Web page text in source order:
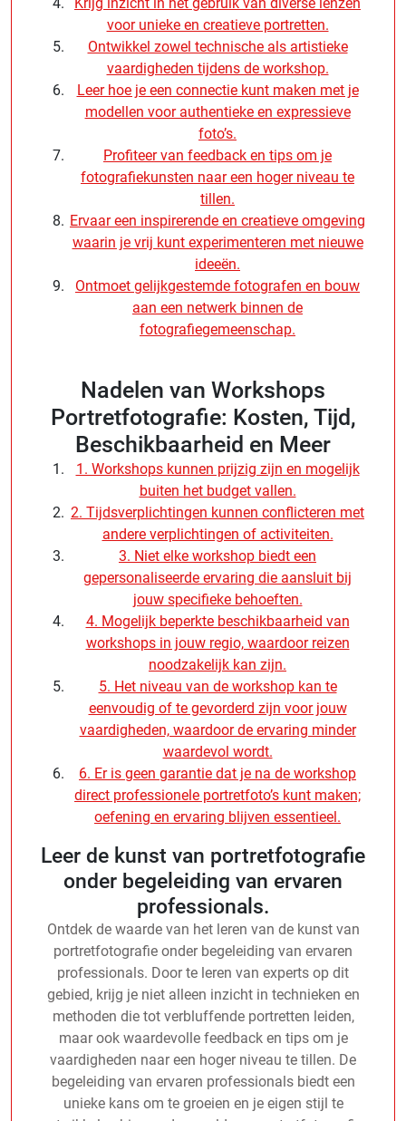
voor unieke en creatieve portretten.
Ontwikkel zowel technische als artistieke
vaardigheden tijdens de workshop.
Leer hoe je een connectie kunt maken met je
modellen voor authentieke en expressieve
foto’s.
Profiteer van feedback en tips om je
fotografiekunsten naar een hoger niveau te
tillen.
Ervaar een inspirerende en creatieve omgeving
waarin je vrij kunt experimenteren met nieuwe
ideeën.
Ontmoet gelijkgestemde fotografen en bouw
aan een netwerk binnen de
fotografiegemeenschap.
Nadelen van Workshops
Portretfotografie: Kosten, Tijd,
Beschikbaarheid en Meer
1. Workshops kunnen prijzig zijn en mogelijk
buiten het budget vallen.
2. Tijdsverplichtingen kunnen conflicteren met
andere verplichtingen of activiteiten.
3. Niet elke workshop biedt een
gepersonaliseerde ervaring die aansluit bij
jouw specifieke behoeften.
4. Mogelijk beperkte beschikbaarheid van
workshops in jouw regio, waardoor reizen
noodzakelijk kan zijn.
5. Het niveau van de workshop kan te
eenvoudig of te gevorderd zijn voor jouw
vaardigheden, waardoor de ervaring minder
waardevol wordt.
6. Er is geen garantie dat je na de workshop
direct professionele portretfoto’s kunt maken;
oefening en ervaring blijven essentieel.
Leer de kunst van portretfotografie
onder begeleiding van ervaren
professionals.
Ontdek de waarde van het leren van de kunst van
portretfotografie onder begeleiding van ervaren
professionals. Door te leren van experts op dit
gebied, krijg je niet alleen inzicht in technieken en
methoden die tot verbluffende portretten leiden,
maar ook waardevolle feedback en tips om je
vaardigheden naar een hoger niveau te tillen. De
begeleiding van ervaren professionals biedt een
unieke kans om te groeien en je eigen stijl te